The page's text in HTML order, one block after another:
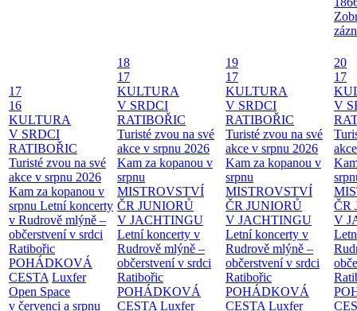
17
16
KULTURA
V SRDCI
RATIBOŘIC
Turisté zvou na své
akce v srpnu 2026
Kam za kopanou v
srpnu Letní koncerty
v Rudrově mlýně –
občerstvení v srdci
Ratibořic
POHÁDKOVÁ
CESTA Luxfer
Open Space
v červenci a srpnu
18
17
KULTURA
V SRDCI
RATIBOŘIC
Turisté zvou na své
akce v srpnu 2026
Kam za kopanou v
srpnu
MISTROVSTVÍ
ČR JUNIORŮ
V JACHTINGU
Letní koncerty v
Rudrově mlýně –
občerstvení v srdci
Ratibořic
POHÁDKOVÁ
CESTA Luxfer
19
17
KULTURA
V SRDCI
RATIBOŘIC
Turisté zvou na své
akce v srpnu 2026
Kam za kopanou v
srpnu
MISTROVSTVÍ
ČR JUNIORŮ
V JACHTINGU
Letní koncerty v
Rudrově mlýně –
občerstvení v srdci
Ratibořic
POHÁDKOVÁ
CESTA Luxfer
20
17
V
ČR
V